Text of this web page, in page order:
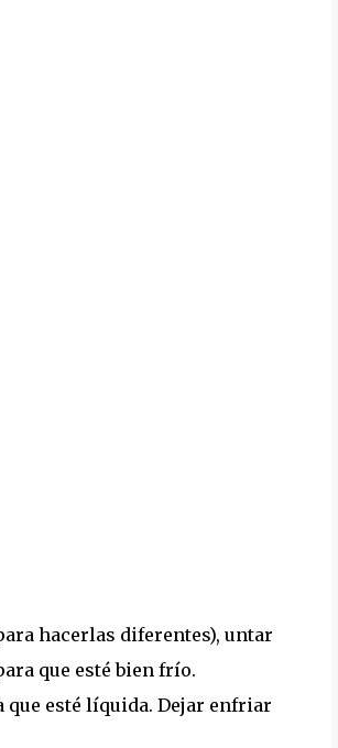
hacerlas diferentes), untar
que esté bien frío.
que esté líquida. Dejar enfriar